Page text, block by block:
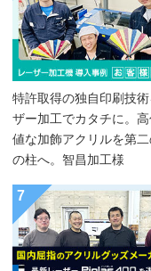
特許取得の独自印刷技
ザー加工でカタチに。
値な加飾アクリルを第
の柱へ。智昌加工様
7